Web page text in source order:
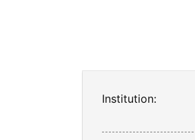
Institution: